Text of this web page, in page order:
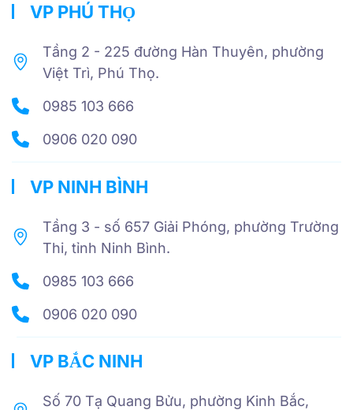
VP PHÚ THỌ
Tầng 2 - 225 đường Hàn Thuyên, phường
Việt Trì, Phú Thọ.
0985 103 666
0906 020 090
VP NINH BÌNH
Tầng 3 - số 657 Giải Phóng, phường Trường
Thi, tỉnh Ninh Bình.
0985 103 666
0906 020 090
VP BẮC NINH
Số 70 Tạ Quang Bửu, phường Kinh Bắc,